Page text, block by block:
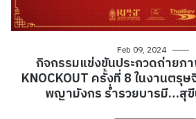
Feb 09, 2024
กิจกรรมแข่งขันประกวดถ่ายภา
KNOCKOUT ครั้งที่ 8 ในงานตรุ
พญามังกร ร่ำรวยบารมี…สุ